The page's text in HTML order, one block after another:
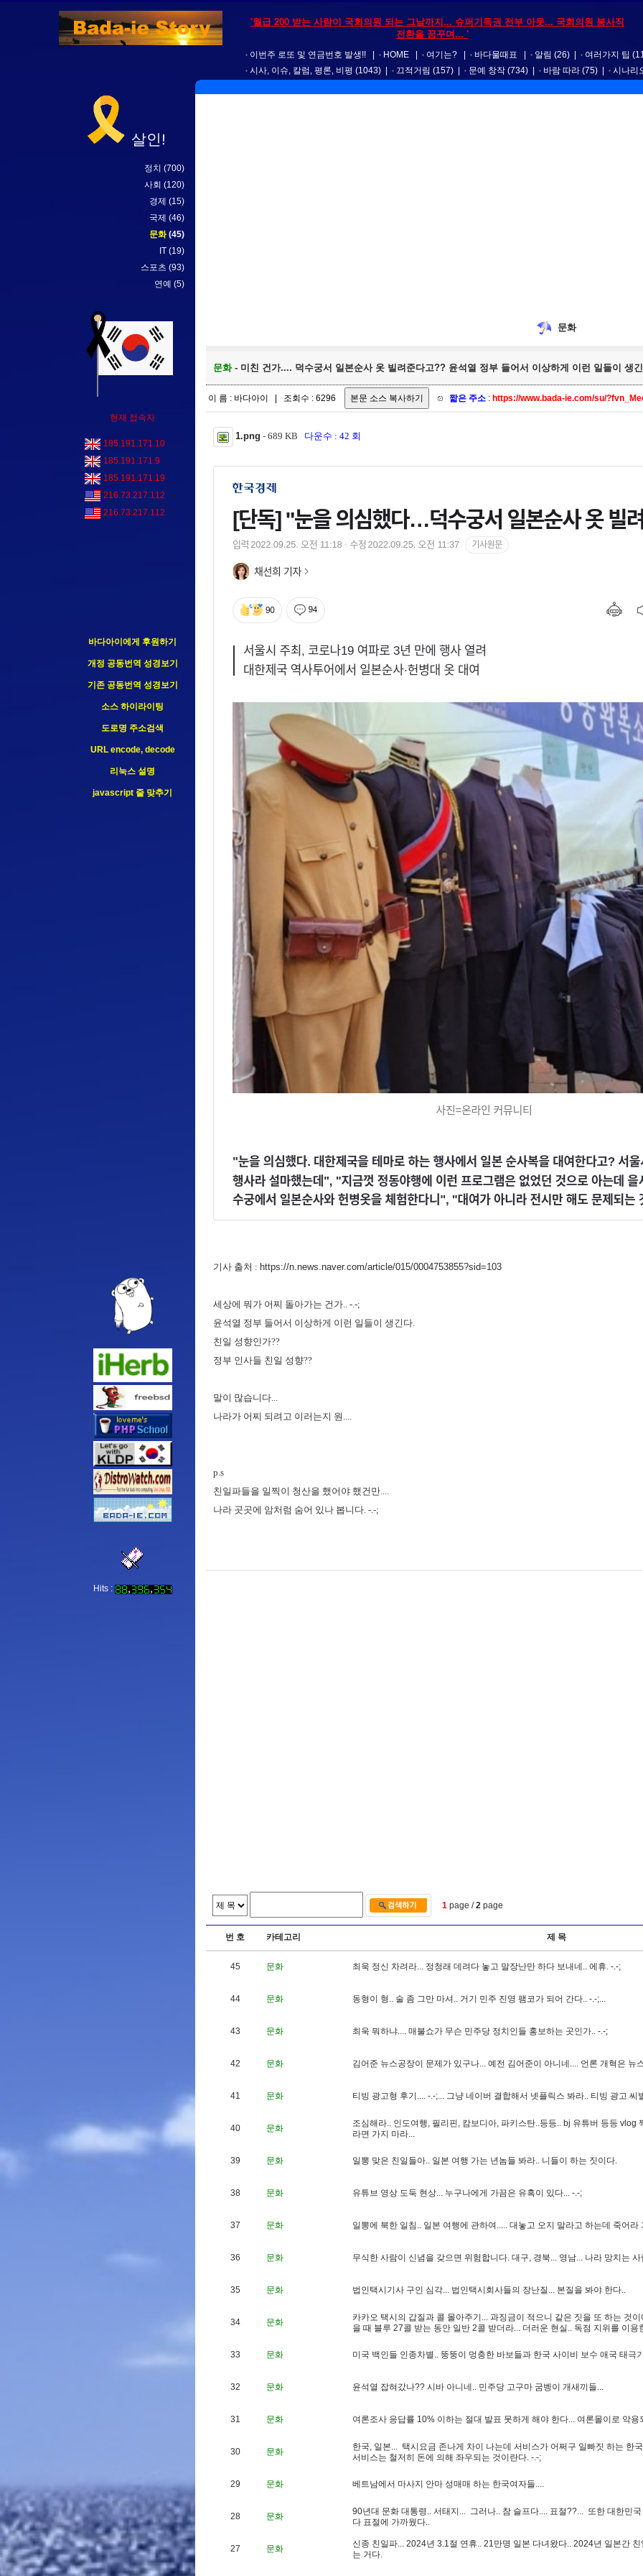
'월급 200 받는 사람이 국회의원 되는 그날까지... 슈퍼기득권 전부 아웃... 국회의원 봉사직
전환을 꿈꾸며... '
이번주 로또 및 연금번호 발생!! HOME 여기는? 바다물때표 알림 (26) 여러가지 팁
시사, 이슈, 칼럼, 평론, 비평 (1043) 끄적거림 (157) 문예 창작 (734) 바람 따라 (75) 시나리
살인!
정치 (700)
사회 (120)
경제 (15)
국제 (46)
문화 (45)
IT (19)
스포츠 (93)
연예 (5)
현재 접속자
185.191.171.10
185.191.171.9
185.191.171.19
216.73.217.112
216.73.217.112
바다아이에게 후원하기
개정 공동번역 성경보기
기존 공동번역 성경보기
소스 하이라이팅
도로명 주소검색
URL encode, decode
리눅스 설명
javascript 줄 맞추기
Hits :
문화
문화- 미친 건가.... 덕수궁서 일본순사 옷 빌려준다고?? 윤석열 정부 들어서 이상하게 이런 일들이 생
이 름 : 바다아이 | 조회수 : 6296 짧은 주소 : https://www.bada-ie.com/su/
1.png - 689 KB 다운수 : 42 회
기사 출처 : https://n.news.naver.com/article/015/0004753855?sid=103
세상에 뭐가 어찌 돌아가는 건가.. -.-;
윤석열 정부 들어서 이상하게 이런 일들이 생긴다.
친일 성향인가??
정부 인사들 친일 성향??
말이 많습니다...
나라가 어찌 되려고 이러는지 원....
p.s
친일파들을 일찍이 청산을 했어야 했건만....
나라 곳곳에 암처럼 숨어 있나 봅니다. -.-;
1 page /2 page
번 호 카테고리 제 목
45 문화 최 욱 정신 차려 라... 정청래 데 려 다 놓고 말장난만 하다 보내네 .. 에 휴. -.-;
44 문화 동형이 형.. 술 좀 그만 마셔 .. 거 기 민주 진영 팸코가 되 어 간다.. -.-;...
43 문화 최 욱 뭐하냐.... 매 불쇼가 무슨 민주당 정치 인들 홍보하는 곳인가.. -.-;
42 문화 김 어 준 뉴스공장이 문제 가 있구나... 예 전 김 어 준이 아니 네 .... 언 론 개 혁 은 뉴
41 문화 티 빙 광고형 후기 .... -.-;... 그냥 네 이 버 결 합해서 넷플릭 스 봐라.. 티 빙 광고 씨
40 문화 조심해 라.. 인도여행, 필 리 핀, 캄보디 아, 파키 스탄..등등.. bj 유튜버 등등 v og
라면 가지 마라...
39 문화 일 뽕 맞은 친일 들아.. 일 본 여행 가는 년 놈들 봐라.. 니 들이 하는 짓이 다.
38 문화 유튜브 영상 도둑 현상... 누구나에 게 가끔은 유혹이 있다... -.-;
37 문화 일 뽕에 북한 일 침 .. 일 본 여행에 관하여 ..... 대 놓고 오지 말라고 하는데 죽어 라
36 문화 무식 한 사람이 신념 을 갖으면 위 험 합니 다. 대 구, 경북... 영남... 나라 망치 는 사
35 문화 법 인택시 기 사 구인 심 각... 법 인택시 회 사들의 장난질 ... 본질 을 봐야 한다..
34 문화 카카오 택시 의 갑질과 콜 몰아주기 ... 과징금이 적 으니 같은 짓을 또 하는 것이
을 때 블루 27콜 받는 동안 일 반 2콜 받더 라... 더 러 운 현 실 .. 독점 지 위 를 이 용
33 문화 미 국 백인들 인종차별 .. 뚱뚱이 멍충한 바보들과 한국 사이 비 보수 애 국 태 극
32 문화 윤석 열 잡혀 갔나?? 시 바 아니 네 .. 민주당 고구마 굼벵이 개새끼 들...
31 문화 여 론조사 응답률 10% 이 하는 절대 발표 못하게 해 야 한다... 여 론몰이 로 악용
30 문화 한국, 일 본... 택시 요금 존나게 차이 나는데 서 비 스가 어쩌 구 일빠짓 하는 한국
서 비 스는 철 저히 돈에 의 해 좌우되 는 것이 란다. -.-;
29 문화 베 트남에 서 마사지 안마 성매매 하는 한국여자들....
28 문화 90년대 문화 대 통령.. 서태 지 ... 그러 나.. 참 슬프다.... 표절??... 또한 대 한민국
다 표절에 가까웠다..
27 문화 신종 친일파... 2024년 3.1절 연 휴.. 21만명 일 본 다녀 왔다.. 2024년 일 본간 친
는 거 다.